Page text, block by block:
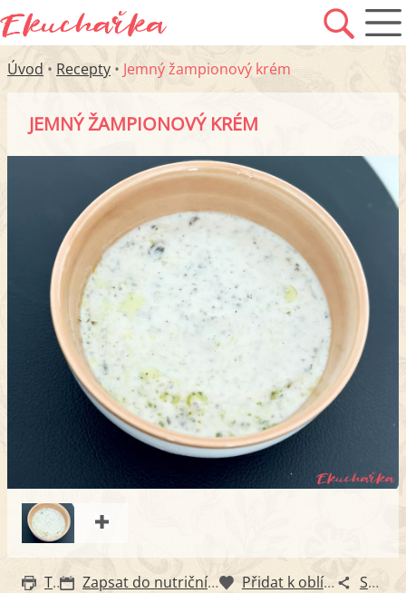
Úvod • Recepty • Jemný žampionový krém
JEMNÝ ŽAMPIONOVÝ KRÉM
Tisk Zapsat do nutričního diáře Přidat k oblíbeným Sdílet